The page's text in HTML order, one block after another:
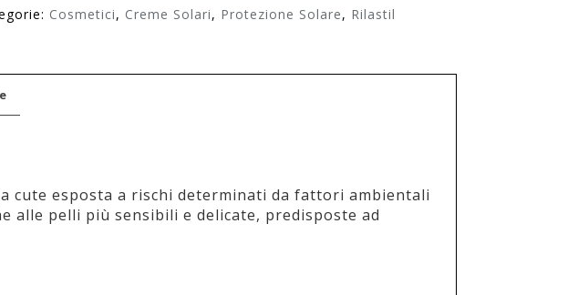
Cosmetici, Creme Solari, Protezione Solare, Rilastil
cute esposta a rischi determinati da fattori ambientali
alle pelli più sensibili e delicate, predisposte ad